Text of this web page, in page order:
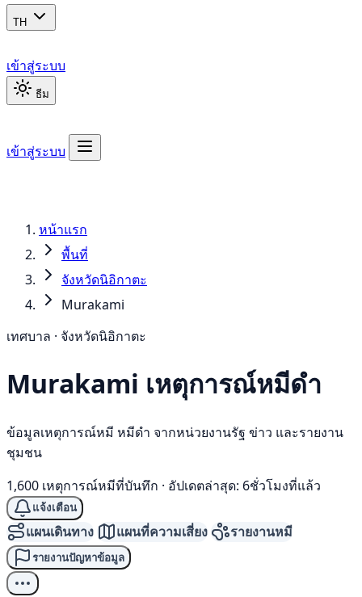
TH
เข้าสู่ระบบ
ธีม
เข้าสู่ระบบ
หน้าแรก
พื้นที่
จังหวัดนิอิกาตะ
Murakami
เทศบาล · จังหวัดนิอิกาตะ
Murakami เหตุการณ์หมีดำ
ข้อมูลเหตุการณ์หมี หมีดำ จากหน่วยงานรัฐ ข่าว และรายงาน
ชุมชน
1,600 เหตุการณ์หมีที่บันทึก · อัปเดตล่าสุด: 6ชั่วโมงที่แล้ว
แจ้งเตือน
แผนเดินทาง แผนที่ความเสี่ยง รายงานหมี
รายงานปัญหาข้อมูล